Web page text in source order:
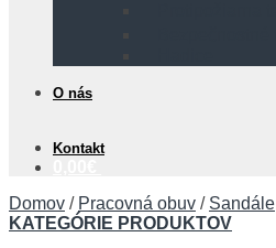
O nás
Kontakt
Domov / Pracovná obuv / Sandále
KATEGÓRIE PRODUKTOV